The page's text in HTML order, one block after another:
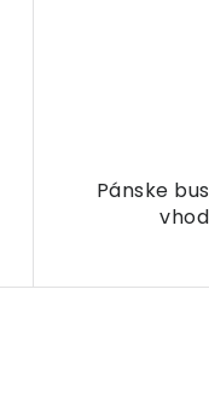
Pánske